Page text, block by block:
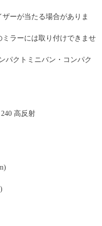
ーが当たる場合がありま
ラーには取り付けできませ
パクトミニバン・コンパク
高反射